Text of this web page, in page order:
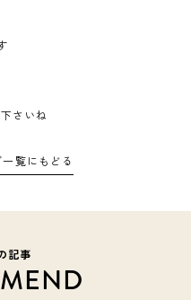
さいね
覧にもどる
記事